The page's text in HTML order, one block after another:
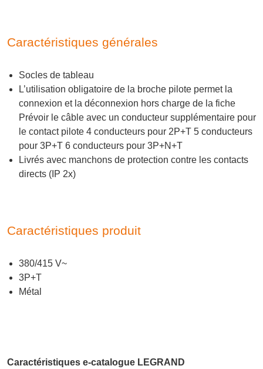
Caractéristiques générales
Socles de tableau
L’utilisation obligatoire de la broche pilote permet la
connexion et la déconnexion hors charge de la fiche
Prévoir le câble avec un conducteur supplémentaire pour
le contact pilote 4 conducteurs pour 2P+T 5 conducteurs
pour 3P+T 6 conducteurs pour 3P+N+T
Livrés avec manchons de protection contre les contacts
directs (IP 2x)
Caractéristiques produit
380/415 V~
3P+T
Métal
Caractéristiques e-catalogue LEGRAND